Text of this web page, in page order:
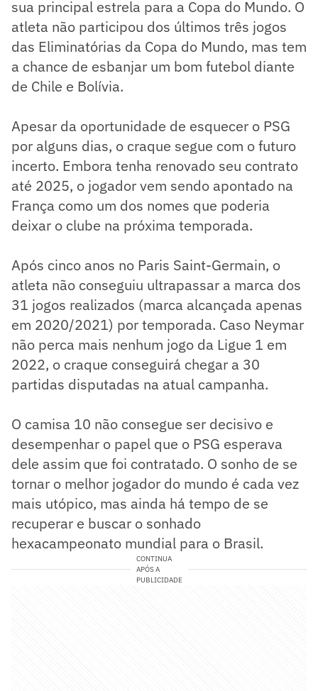
sua principal estrela para a Copa do Mundo. O
atleta não participou dos últimos três jogos
das Eliminatórias da Copa do Mundo, mas tem
a chance de esbanjar um bom futebol diante
de Chile e Bolívia.
Apesar da oportunidade de esquecer o PSG
por alguns dias, o craque segue com o futuro
incerto. Embora tenha renovado seu contrato
até 2025, o jogador vem sendo apontado na
França como um dos nomes que poderia
deixar o clube na próxima temporada.
Após cinco anos no Paris Saint-Germain, o
atleta não conseguiu ultrapassar a marca dos
31 jogos realizados (marca alcançada apenas
em 2020/2021) por temporada. Caso Neymar
não perca mais nenhum jogo da Ligue 1 em
2022, o craque conseguirá chegar a 30
partidas disputadas na atual campanha.
O camisa 10 não consegue ser decisivo e
desempenhar o papel que o PSG esperava
dele assim que foi contratado. O sonho de se
tornar o melhor jogador do mundo é cada vez
mais utópico, mas ainda há tempo de se
recuperar e buscar o sonhado
hexacampeonato mundial para o Brasil.
CONTINUA
APÓS A
PUBLICIDADE